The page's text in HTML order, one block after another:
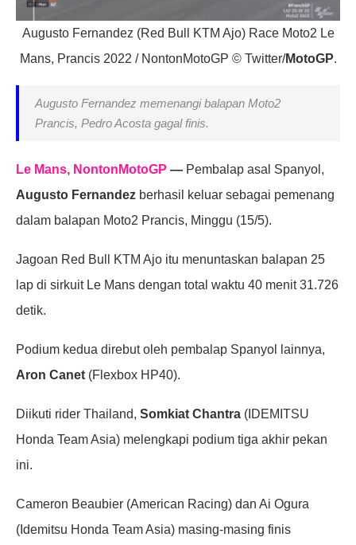
Augusto Fernandez (Red Bull KTM Ajo) Race Moto2 Le
Mans, Prancis 2022 / NontonMotoGP © Twitter/MotoGP.
Augusto Fernandez memenangi balapan Moto2
Prancis, Pedro Acosta gagal finis.
Le Mans, NontonMotoGP — Pembalap asal Spanyol,
Augusto Fernandez berhasil keluar sebagai pemenang
dalam balapan Moto2 Prancis, Minggu (15/5).
Jagoan Red Bull KTM Ajo itu menuntaskan balapan 25
lap di sirkuit Le Mans dengan total waktu 40 menit 31.726
detik.
Podium kedua direbut oleh pembalap Spanyol lainnya,
Aron Canet (Flexbox HP40).
Diikuti rider Thailand, Somkiat Chantra (IDEMITSU
Honda Team Asia) melengkapi podium tiga akhir pekan
ini.
Cameron Beaubier (American Racing) dan Ai Ogura
(Idemitsu Honda Team Asia) masing-masing finis